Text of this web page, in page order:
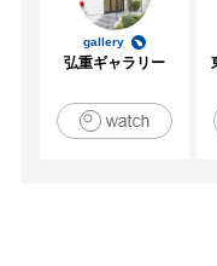
gallery
弘重ギャラリー